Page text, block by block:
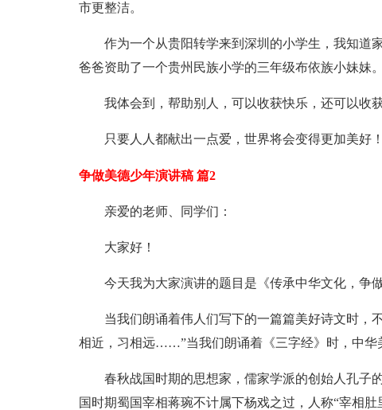
市更整洁。
作为一个从贵阳转学来到深圳的小学生，我知道
爸爸资助了一个贵州民族小学的三年级布依族小妹妹。
我体会到，帮助别人，可以收获快乐，还可以收
只要人人都献出一点爱，世界将会变得更加美好！
争做美德少年演讲稿 篇2
亲爱的老师、同学们：
大家好！
今天我为大家演讲的题目是《传承中华文化，争
当我们朗诵着伟人们写下的一篇篇美好诗文时，
相近，习相远……”当我们朗诵着《三字经》时，中华
春秋战国时期的思想家，儒家学派的创始人孔子
国时期蜀国宰相蒋琬不计属下杨戏之过，人称“宰相